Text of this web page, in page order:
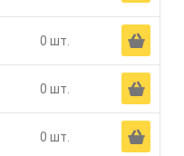
0 шт. Ä
0 шт. Ä
0 шт. Ä